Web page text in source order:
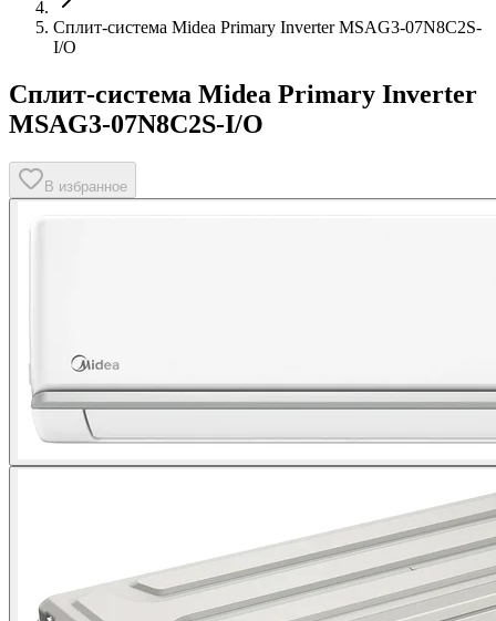
Сплит-система Midea Primary Inverter MSAG3-07N8C2S-
I/O
Сплит-система Midea Primary Inverter
MSAG3-07N8C2S-I/O
В избранное